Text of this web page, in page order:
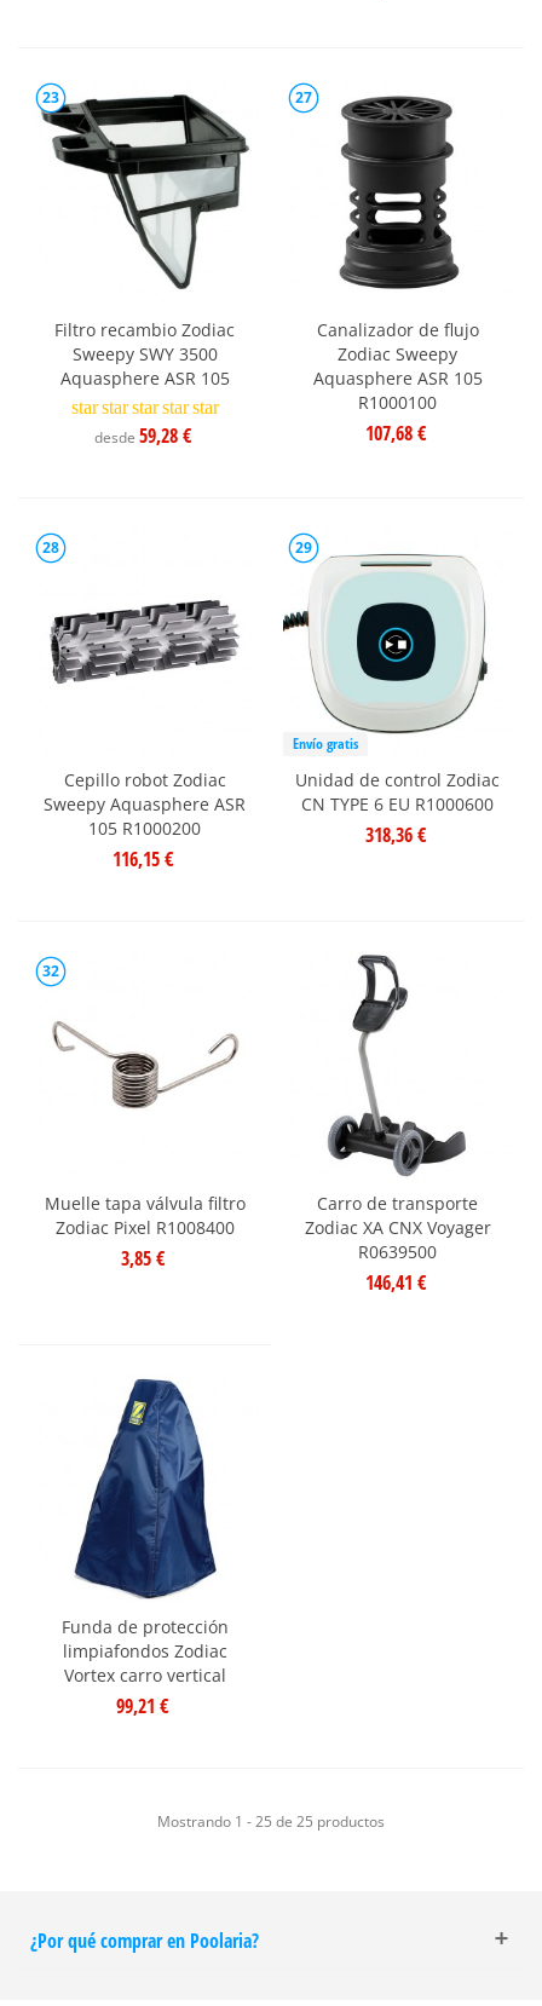
23
Filtro recambio Zodiac
Sweepy SWY 3500
Aquasphere ASR 105
star star star star star
desde 59,28 €
27
Canalizador de flujo
Zodiac Sweepy
Aquasphere ASR 105
R1000100
107,68 €
28
Cepillo robot Zodiac
Sweepy Aquasphere ASR
105 R1000200
116,15 €
29
Envío gratis
Unidad de control Zodiac
CN TYPE 6 EU R1000600
318,36 €
32
Muelle tapa válvula filtro
Zodiac Pixel R1008400
3,85 €
Carro de transporte
Zodiac XA CNX Voyager
R0639500
146,41 €
Funda de protección
limpiafondos Zodiac
Vortex carro vertical
99,21 €
Mostrando 1 - 25 de 25 productos
¿Por qué comprar en Poolaria?